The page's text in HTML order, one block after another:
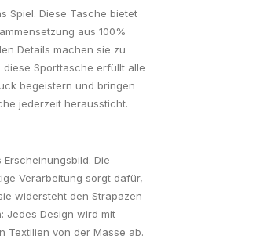
Spiel. Diese Tasche bietet
aus 100%
Details machen sie zu
diese Sporttasche erfüllt alle
begeistern und bringen
jederzeit heraussticht.
Die
Verarbeitung sorgt dafür,
widersteht den Strapazen
Jedes Design wird mit
Textilien von der Masse ab.